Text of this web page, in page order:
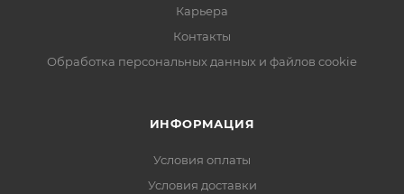
Карьера
Контакты
Обработка персональных данных и файлов cookie
ИНФОРМАЦИЯ
Условия оплаты
Условия доставки